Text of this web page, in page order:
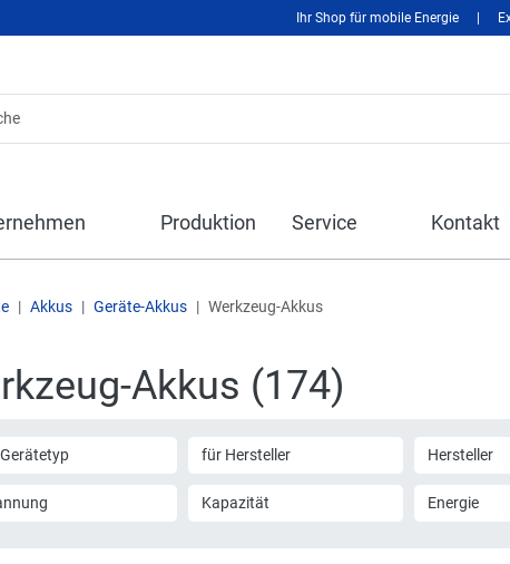
Ihr Shop für mobile Energie
Produktion Service Kontakt
Akkus Geräte-Akkus Werkzeug-Akkus
Akkus (174)
für Hersteller Hersteller
Kapazität Energie